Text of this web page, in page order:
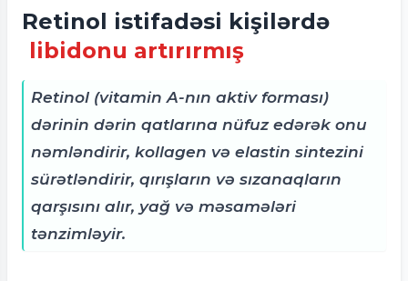
Retinol istifadəsi kişilərdə
libidonu artırırmış
Retinol (vitamin A-nın aktiv forması)
dərinin dərin qatlarına nüfuz edərək onu
nəmləndirir, kollagen və elastin sintezini
sürətləndirir, qırışların və sızanaqların
qarşısını alır, yağ və məsamələri
tənzimləyir.